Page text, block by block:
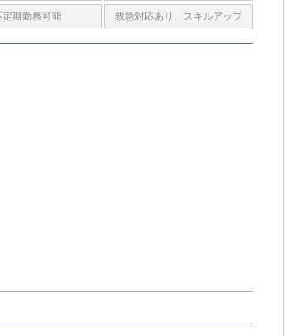
定期勤務可能 救急対応あり、スキルアップ